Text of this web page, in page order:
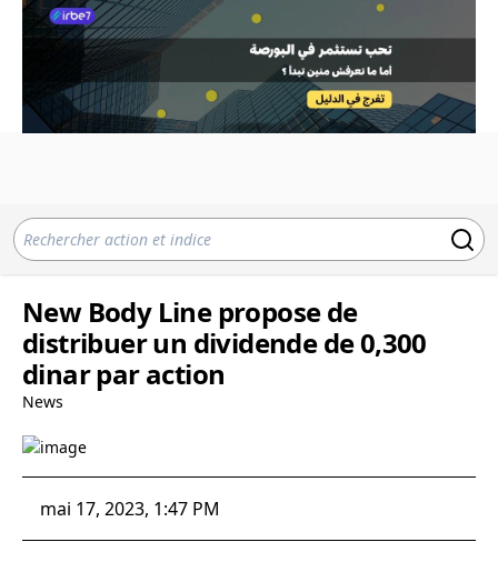
New Body Line propose de
distribuer un dividende de 0,300
dinar par action
News
mai 17, 2023, 1:47 PM